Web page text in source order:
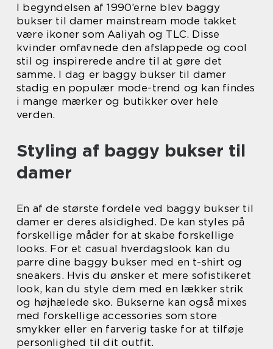
I begyndelsen af 1990’erne blev baggy
bukser til damer mainstream mode takket
være ikoner som Aaliyah og TLC. Disse
kvinder omfavnede den afslappede og cool
stil og inspirerede andre til at gøre det
samme. I dag er baggy bukser til damer
stadig en populær mode-trend og kan findes
i mange mærker og butikker over hele
verden.
Styling af baggy bukser til
damer
En af de største fordele ved baggy bukser til
damer er deres alsidighed. De kan styles på
forskellige måder for at skabe forskellige
looks. For et casual hverdagslook kan du
parre dine baggy bukser med en t-shirt og
sneakers. Hvis du ønsker et mere sofistikeret
look, kan du style dem med en lækker strik
og højhælede sko. Bukserne kan også mixes
med forskellige accessories som store
smykker eller en farverig taske for at tilføje
personlighed til dit outfit.